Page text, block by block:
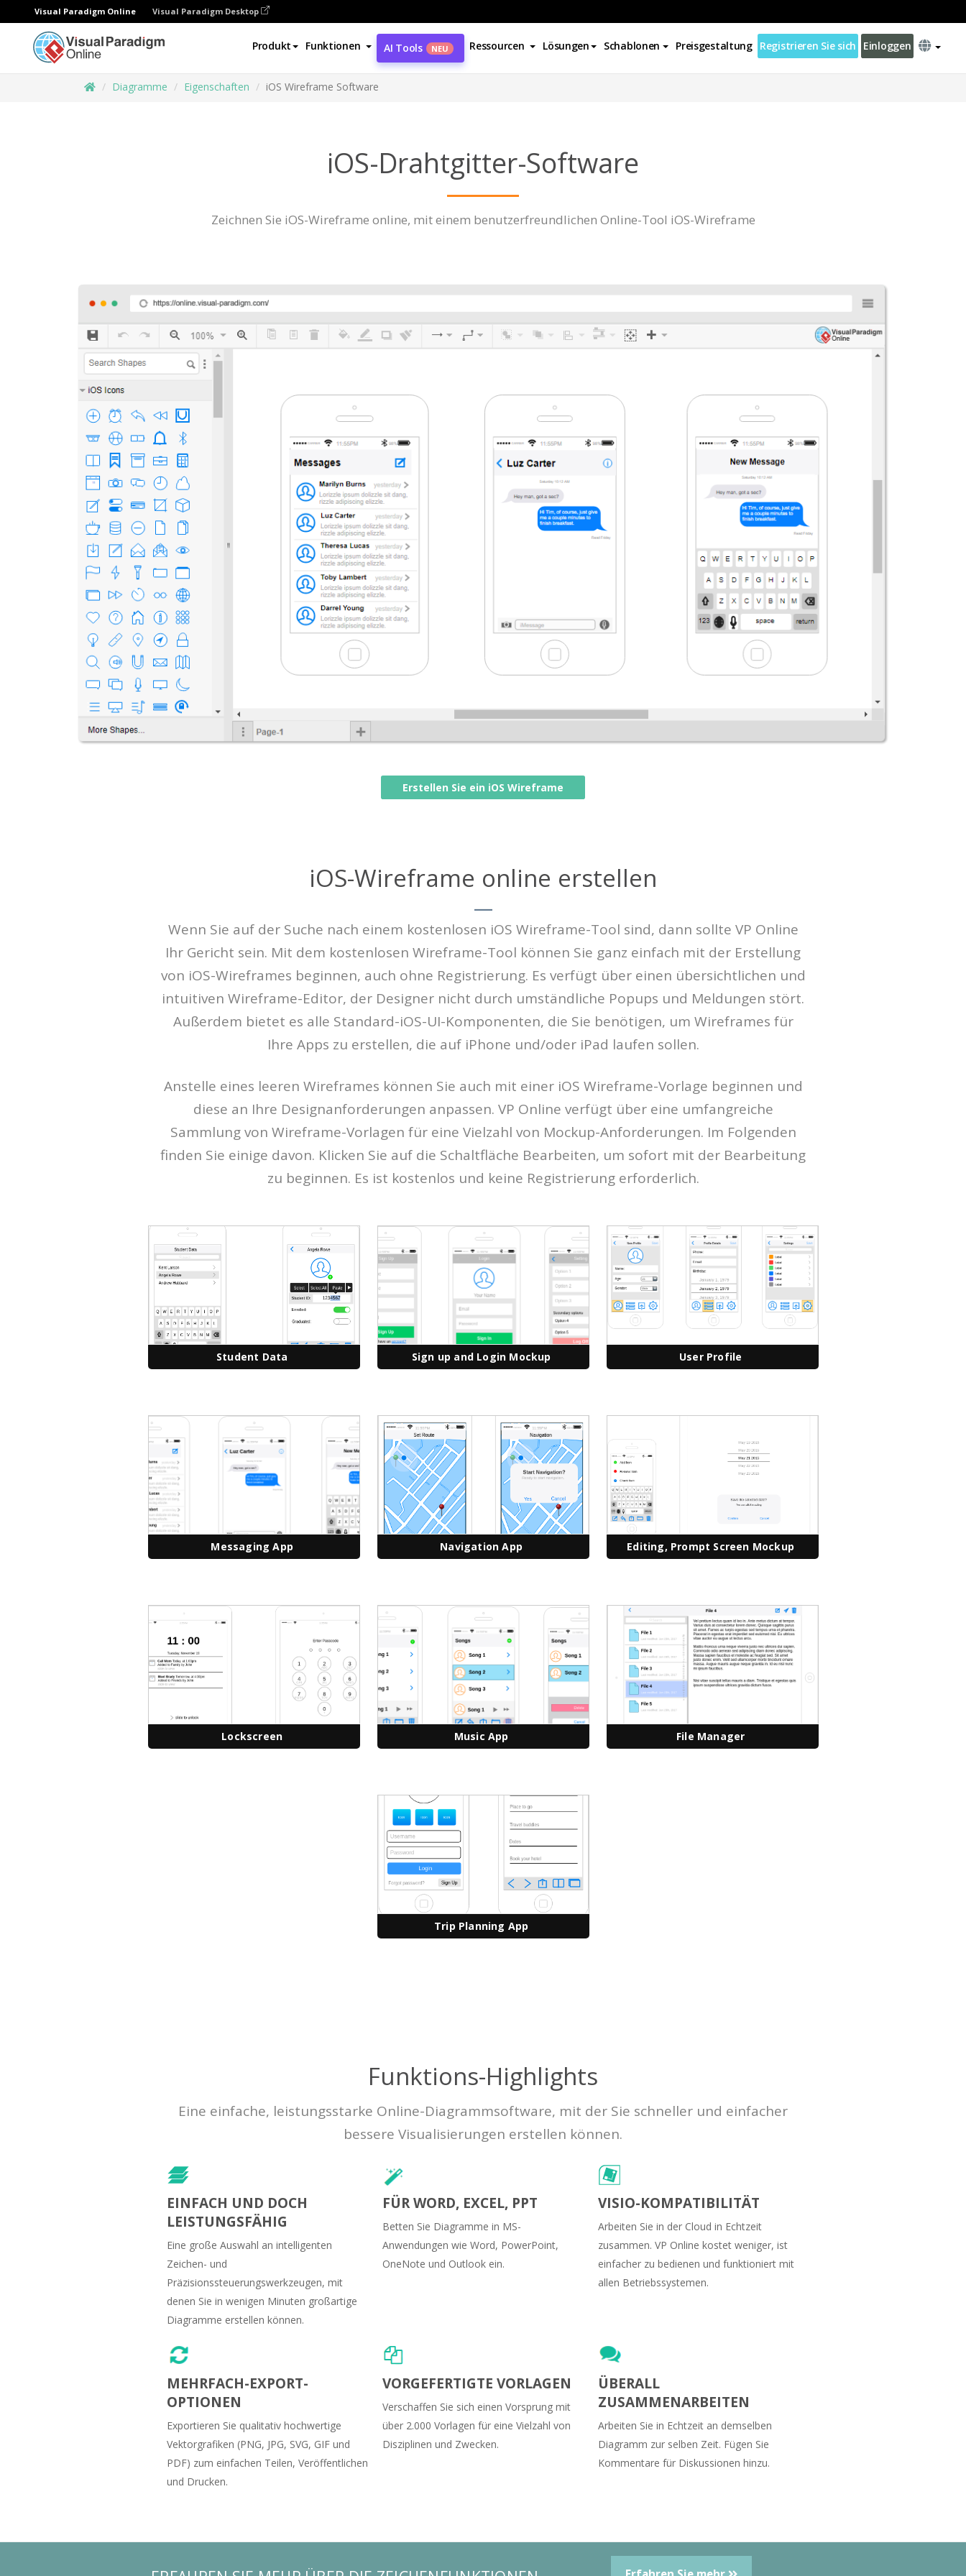
Visual Paradigm Online Visual Paradigm Desktop
Produkt Funktionen AI Tools NEU Ressourcen Lösungen Schablonen Preisgestaltung Registrieren Sie sich Einloggen
Diagramme Eigenschaften iOS Wireframe Software
iOS-Drahtgitter-Software
Zeichnen Sie iOS-Wireframe online, mit einem benutzerfreundlichen Online-Tool iOS-Wireframe
Erstellen Sie ein iOS Wireframe
iOS-Wireframe online erstellen
Wenn Sie auf der Suche nach einem kostenlosen iOS Wireframe-Tool sind, dann sollte VP Online
Ihr Gericht sein. Mit dem kostenlosen Wireframe-Tool können Sie ganz einfach mit der Erstellung
von iOS-Wireframes beginnen, auch ohne Registrierung. Es verfügt über einen übersichtlichen und
intuitiven Wireframe-Editor, der Designer nicht durch umständliche Popups und Meldungen stört.
Außerdem bietet es alle Standard-iOS-UI-Komponenten, die Sie benötigen, um Wireframes für
Ihre Apps zu erstellen, die auf iPhone und/oder iPad laufen sollen.
Anstelle eines leeren Wireframes können Sie auch mit einer iOS Wireframe-Vorlage beginnen und
diese an Ihre Designanforderungen anpassen. VP Online verfügt über eine umfangreiche
Sammlung von Wireframe-Vorlagen für eine Vielzahl von Mockup-Anforderungen. Im Folgenden
finden Sie einige davon. Klicken Sie auf die Schaltfläche Bearbeiten, um sofort mit der Bearbeitung
zu beginnen. Es ist kostenlos und keine Registrierung erforderlich.
Student Data Sign up and Login Mockup User Profile
Messaging App Navigation App Editing, Prompt Screen Mockup
Lockscreen Music App File Manager
Trip Planning App
Funktions-Highlights
Eine einfache, leistungsstarke Online-Diagrammsoftware, mit der Sie schneller und einfacher
bessere Visualisierungen erstellen können.
EINFACH UND DOCH
LEISTUNGSFÄHIG
Eine große Auswahl an intelligenten
Zeichen- und
Präzisionssteuerungswerkzeugen, mit
denen Sie in wenigen Minuten großartige
Diagramme erstellen können.
FÜR WORD, EXCEL, PPT
Betten Sie Diagramme in MS-
Anwendungen wie Word, PowerPoint,
OneNote und Outlook ein.
VISIO-KOMPATIBILITÄT
Arbeiten Sie in der Cloud in Echtzeit
zusammen. VP Online kostet weniger, ist
einfacher zu bedienen und funktioniert mit
allen Betriebssystemen.
MEHRFACH-EXPORT-
OPTIONEN
Exportieren Sie qualitativ hochwertige
Vektorgrafiken (PNG, JPG, SVG, GIF und
PDF) zum einfachen Teilen, Veröffentlichen
und Drucken.
VORGEFERTIGTE VORLAGEN
Verschaffen Sie sich einen Vorsprung mit
über 2.000 Vorlagen für eine Vielzahl von
Disziplinen und Zwecken.
ÜBERALL
ZUSAMMENARBEITEN
Arbeiten Sie in Echtzeit an demselben
Diagramm zur selben Zeit. Fügen Sie
Kommentare für Diskussionen hinzu.